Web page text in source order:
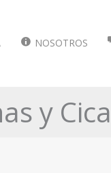
NOSOTROS
y